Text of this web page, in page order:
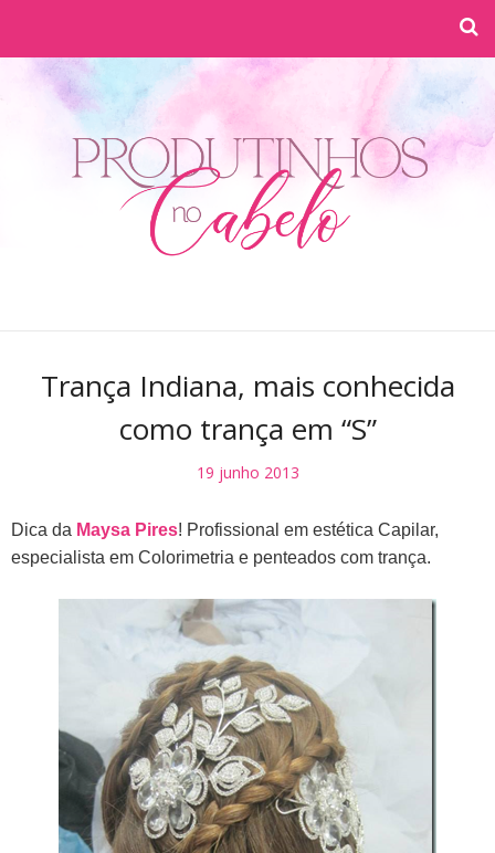
Trança Indiana, mais conhecida
como trança em “S”
19 junho 2013
Dica da Maysa Pires! Profissional em estética Capilar,
especialista em Colorimetria e penteados com trança.